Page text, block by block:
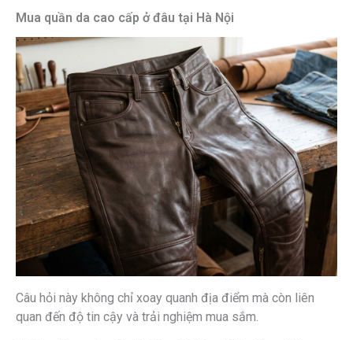
Mua quần da cao cấp ở đâu tại Hà Nội
Câu hỏi này không chỉ xoay quanh địa điểm mà còn liên
quan đến độ tin cậy và trải nghiệm mua sắm.